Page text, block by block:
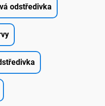
odstředivka